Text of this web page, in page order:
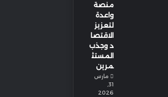
منصة
واعدة
لتعزيز
الاقتصا
د وجذب
المستث
مرين
مارس
31,
2026